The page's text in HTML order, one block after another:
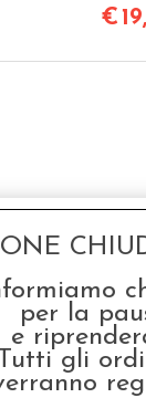
€
per la
e
Tutti gli